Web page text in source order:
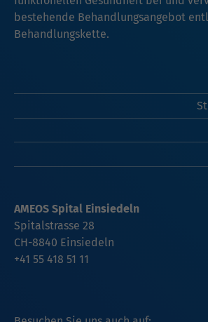
bestehende Behandlungsangebot
Behandlungskette.
AMEOS Spital Einsiedeln
Spitalstrasse 28
CH-8840 Einsiedeln
+41 55 418 51 11